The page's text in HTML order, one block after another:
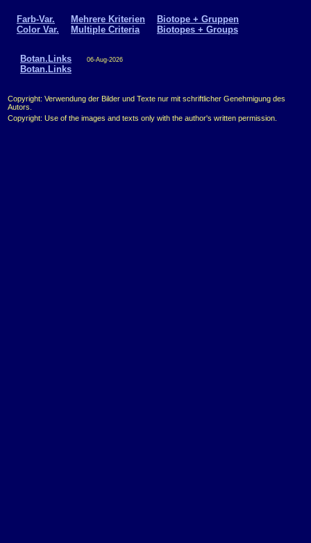
Farb-Var.
Color Var.
Mehrere Kriterien
Multiple Criteria
Biotope + Gruppen
Biotopes + Groups
Botan.Links
Botan.Links
06-Aug-2026
Copyright: Verwendung der Bilder und Texte nur mit schriftlicher Genehmigung des
Autors.
Copyright: Use of the images and texts only with the author's written permission.